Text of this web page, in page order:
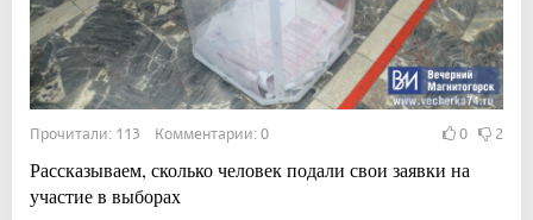
Прочитали: 113 Комментарии: 0 0 2
Рассказываем, сколько человек подали свои заявки на
участие в выборах